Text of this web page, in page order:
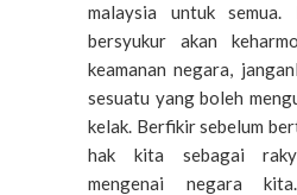
malaysia untuk
bersyukur akan
keamanan negara,
sesuatu yang boleh
kelak. Berfikir sebelum
hak kita sebagai
mengenai negara